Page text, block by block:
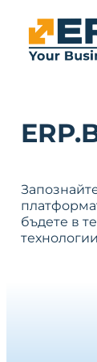
бъдете в